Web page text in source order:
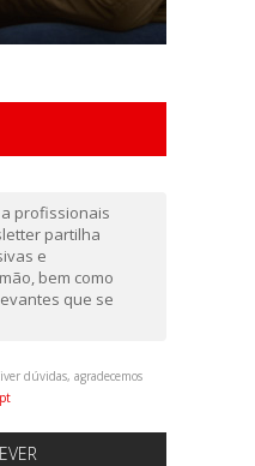
profissionais
partilha
e
bem como
que se
dúvidas, agradecemos